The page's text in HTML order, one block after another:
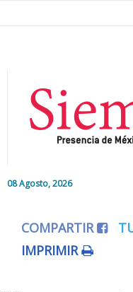
08 Agosto, 2026
Editorial
COMPARTIR
IMPRIMIR